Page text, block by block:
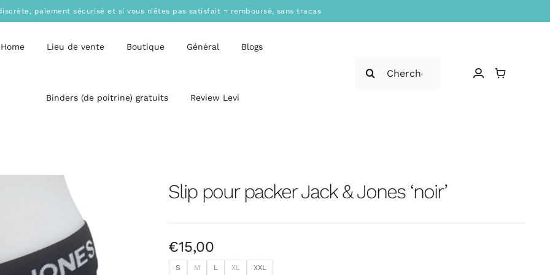
paiement sécurisé et si vous n’êtes pas satisfait = remboursé, sans tracas
Home Lieu de vente Boutique Général Blogs
Binders (de poitrine) gratuits Review Levi
Slip pour packer Jack & Jones ‘noir’
€15,00
S M L XL XXL